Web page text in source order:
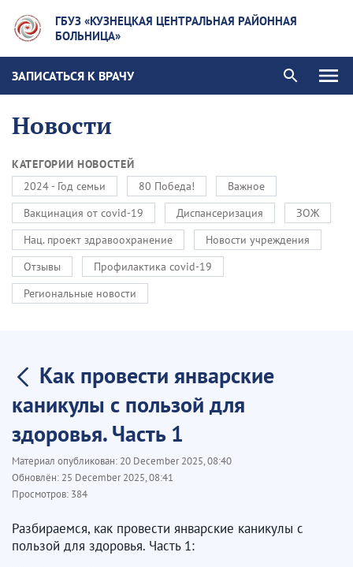
ГБУЗ «КУЗНЕЦКАЯ ЦЕНТРАЛЬНАЯ РАЙОННАЯ
БОЛЬНИЦА»
ЗАПИСАТЬСЯ К ВРАЧУ
Новости
КАТЕГОРИИ НОВОСТЕЙ
2024 - Год семьи
80 Победа!
Важное
Вакцинация от covid-19
Диспансеризация
ЗОЖ
Нац. проект здравоохранение
Новости учреждения
Отзывы
Профилактика covid-19
Региональные новости
Как провести январские
каникулы с пользой для
здоровья. Часть 1
Материал опубликован: 20 December 2025, 08:40
Обновлён: 25 December 2025, 08:41
Просмотров: 384
Разбираемся, как провести январские каникулы с
пользой для здоровья. Часть 1: